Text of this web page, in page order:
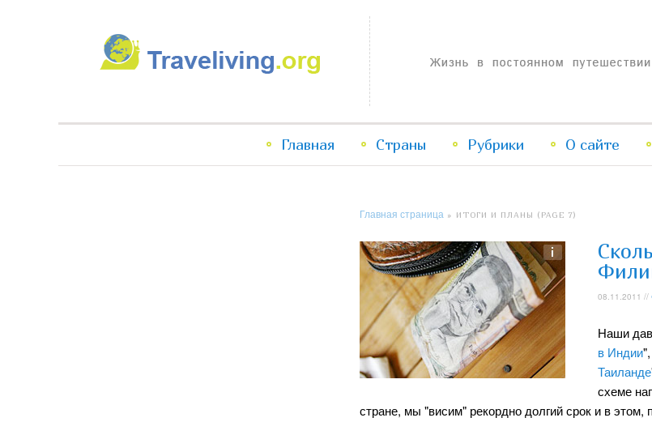
Traveliving
Жизнь в постоянном путешествии
Перейти
содержимому
Перейти
содержимому
Главная Страны Рубрики О сайте
Главная страница » ИТОГИ И ПЛАНЫ (PAGE 7)
08.11.2011 //
Наши
в Индии
Таиланде
схеме
стране, мы "висим" рекордно долгий срок и в этом,